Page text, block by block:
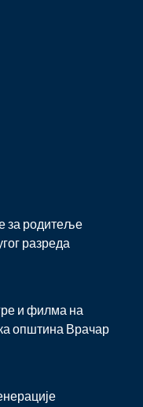
за родитеље
разреда
и филма на
општина Врачар